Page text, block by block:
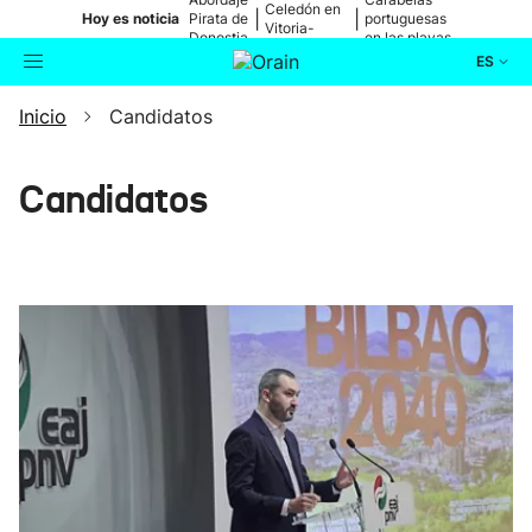
Hoy es noticia Pirata de
Donostia
Celedón en
Vitoria-
portuguesas
en las playas
ES
Buscador
Ikusmiran
Eguraldia
Inicio Candidatos
Candidatos